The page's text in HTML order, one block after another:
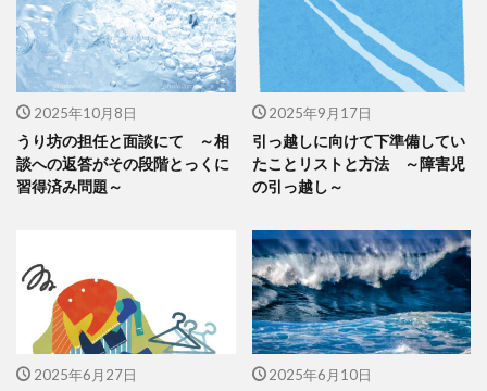
2025年10月8日
うり坊の担任と面談にて ～相
談への返答がその段階とっくに
習得済み問題～
2025年9月17日
引っ越しに向けて下準備してい
たことリストと方法 ～障害児
の引っ越し～
2025年6月27日 2025年6月10日